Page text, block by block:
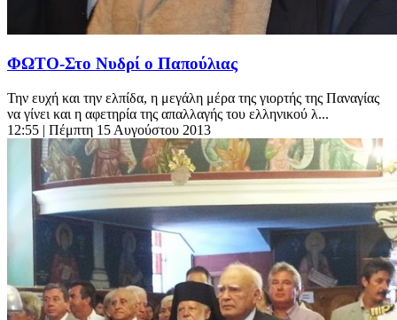
ΦΩΤΟ-Στο Νυδρί ο Παπούλιας
Την ευχή και την ελπίδα, η μεγάλη μέρα της γιορτής της Παναγίας
να γίνει και η αφετηρία της απαλλαγής του ελληνικού λ...
12:55 | Πέμπτη 15 Αυγούστου 2013